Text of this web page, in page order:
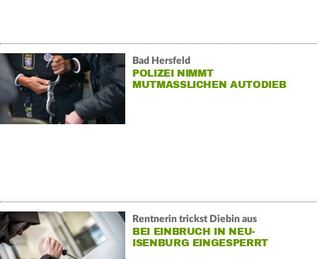
Bad Hersfeld
POLIZEI NIMMT
MUTMASSLICHEN AUTODIEB F
Rentnerin trickst Diebin aus
BEI EINBRUCH IN NEU-
ISENBURG EINGESPERRT